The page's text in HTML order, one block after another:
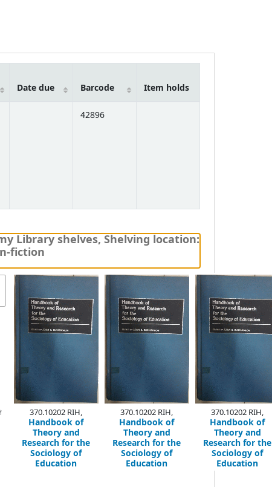
Date due Barcode Item holds
42896
Library shelves, Shelving location:
fiction
shelf browser)
370.10202 RIH,
Handbook of
Theory and
Research for the
Sociology of
Education
370.10202 RIH,
Handbook of
Theory and
Research for the
Sociology of
Education
370.10202 RIH,
Handbook of
Theory and
Research for the
Sociology of
Education